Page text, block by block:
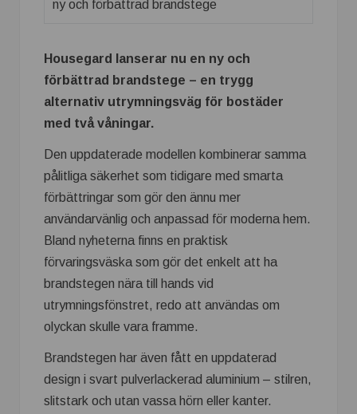
Housegard lanserar nu en ny och
förbättrad brandstege – en trygg
alternativ utrymningsväg för bostäder
med två våningar.
Den uppdaterade modellen kombinerar samma
pålitliga säkerhet som tidigare med smarta
förbättringar som gör den ännu mer
användarvänlig och anpassad för moderna hem.
Bland nyheterna finns en praktisk
förvaringsväska som gör det enkelt att ha
brandstegen nära till hands vid
utrymningsfönstret, redo att användas om
olyckan skulle vara framme.
Brandstegen har även fått en uppdaterad
design i svart pulverlackerad aluminium – stilren,
slitstark och utan vassa hörn eller kanter.